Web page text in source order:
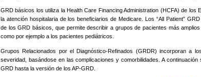
GRD básicos los utiliza la Health Care Financing Administration (HCFA) de los
la atención hospitalaria de los beneficiarios de Medicare. Los “All Patient”
de los GRD básicos, que permite describir a grupos de pacientes más
como por ejemplo a los pacientes pediátricos.
Grupos Relacionados por el Diagnóstico-Refinados (GRDR) incorporan a
severidad, basándose en las complicaciones y comorbilidades. A
GRD hasta la versión de los AP-GRD.